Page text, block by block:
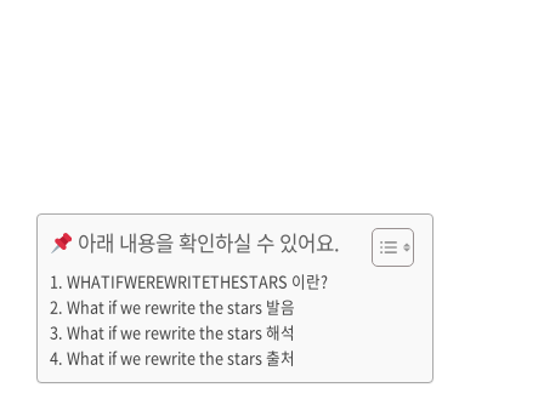
아래 내용을 확인하실 수 있어요.
WHATIFWEREWRITETHESTARS 이란?
What if we rewrite the stars 발음
What if we rewrite the stars 해석
What if we rewrite the stars 출처